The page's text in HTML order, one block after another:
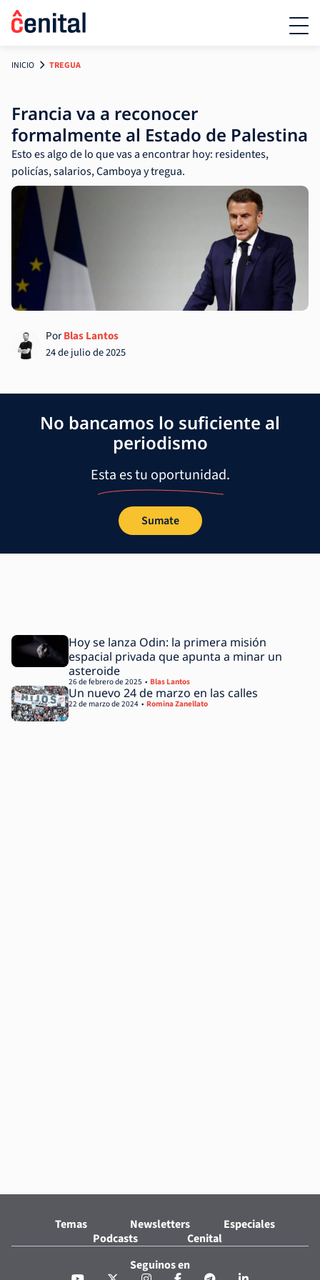
INICIO TREGUA
Francia va a reconocer
formalmente al Estado de Palestina
Esto es algo de lo que vas a encontrar hoy: residentes,
policías, salarios, Camboya y tregua.
PorBlas Lantos
24 de julio de 2025
No bancamos lo suficiente al
periodismo
Esta es tu oportunidad.
Sumate
Hoy se lanza Odin: la primera misión
espacial privada que apunta a minar un
asteroide
Blas Lantos
26 de febrero de 2025
Un nuevo 24 de marzo en las calles
Romina Zanellato
22 de marzo de 2024
Temas Newsletters
Especiales
Podcasts
Cenital
Seguinos en